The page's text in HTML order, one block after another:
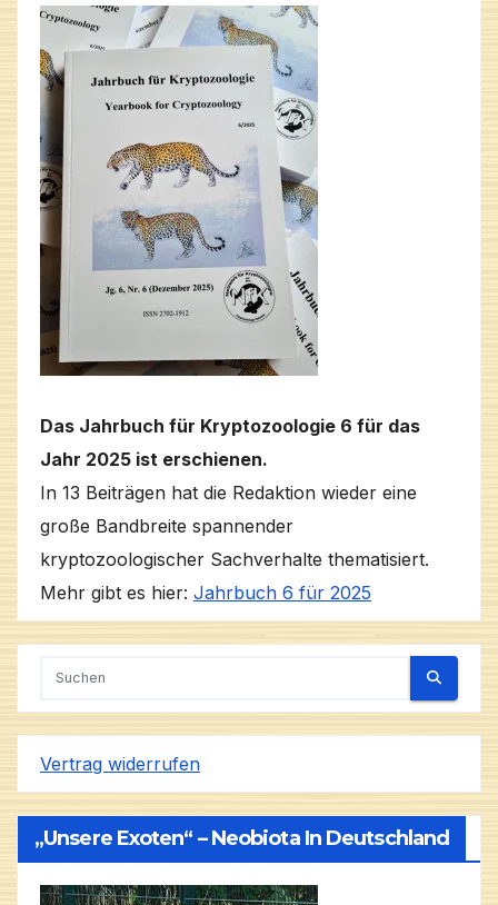
Das Jahrbuch für Kryptozoologie 6 für das
Jahr 2025 ist erschienen.
In 13 Beiträgen hat die Redaktion wieder eine
große Bandbreite spannender
kryptozoologischer Sachverhalte thematisiert.
Mehr gibt es hier: Jahrbuch 6 für 2025
Vertrag widerrufen
„Unsere Exoten“ – Neobiota In Deutschland